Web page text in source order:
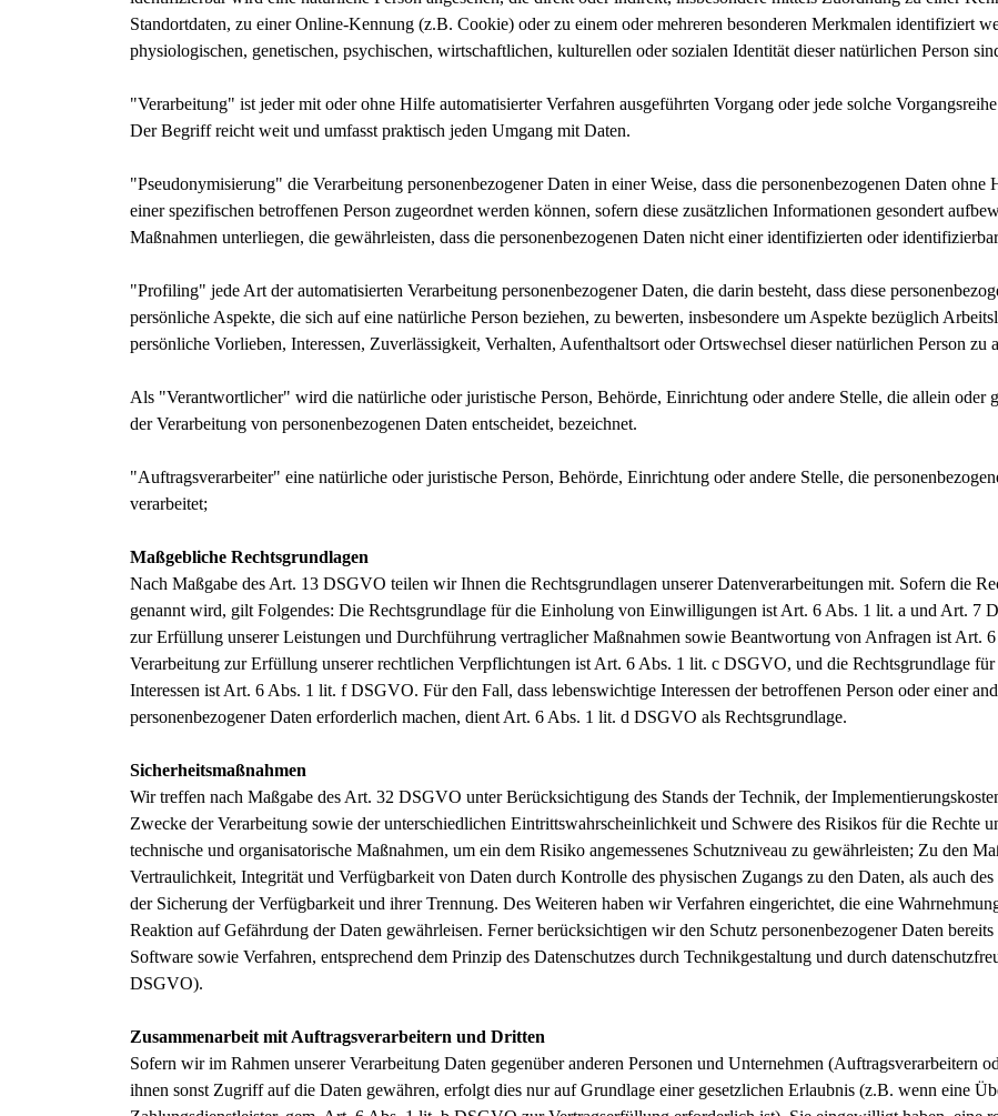
Standortdaten, zu einer Online-Kennung (z.B. Cookie) oder zu einem oder mehreren besonderen Merkmalen identifiziert
physiologischen, genetischen, psychischen, wirtschaftlichen, kulturellen oder sozialen Identität dieser natürlichen Person
"Verarbeitung" ist jeder mit oder ohne Hilfe automatisierter Verfahren ausgeführten Vorgang oder jede solche
Der Begriff reicht weit und umfasst praktisch jeden Umgang mit Daten.
"Pseudonymisierung" die Verarbeitung personenbezogener Daten in einer Weise, dass die personenbezogenen Daten
einer spezifischen betroffenen Person zugeordnet werden können, sofern diese zusätzlichen Informationen gesondert
Maßnahmen unterliegen, die gewährleisten, dass die personenbezogenen Daten nicht einer identifizierten oder
"Profiling" jede Art der automatisierten Verarbeitung personenbezogener Daten, die darin besteht, dass diese
persönliche Aspekte, die sich auf eine natürliche Person beziehen, zu bewerten, insbesondere um Aspekte bezüglich
persönliche Vorlieben, Interessen, Zuverlässigkeit, Verhalten, Aufenthaltsort oder Ortswechsel dieser natürlichen Person zu
Als "Verantwortlicher" wird die natürliche oder juristische Person, Behörde, Einrichtung oder andere Stelle, die allein oder
der Verarbeitung von personenbezogenen Daten entscheidet, bezeichnet.
"Auftragsverarbeiter" eine natürliche oder juristische Person, Behörde, Einrichtung oder andere Stelle, die
verarbeitet;
Maßgebliche Rechtsgrundlagen
Nach Maßgabe des Art. 13 DSGVO teilen wir Ihnen die Rechtsgrundlagen unserer Datenverarbeitungen mit. Sofern die
genannt wird, gilt Folgendes: Die Rechtsgrundlage für die Einholung von Einwilligungen ist Art. 6 Abs. 1 lit. a und Art. 7
zur Erfüllung unserer Leistungen und Durchführung vertraglicher Maßnahmen sowie Beantwortung von Anfragen ist Art.
Verarbeitung zur Erfüllung unserer rechtlichen Verpflichtungen ist Art. 6 Abs. 1 lit. c DSGVO, und die Rechtsgrundlage
Interessen ist Art. 6 Abs. 1 lit. f DSGVO. Für den Fall, dass lebenswichtige Interessen der betroffenen Person oder einer
personenbezogener Daten erforderlich machen, dient Art. 6 Abs. 1 lit. d DSGVO als Rechtsgrundlage.
Sicherheitsmaßnahmen
Wir treffen nach Maßgabe des Art. 32 DSGVO unter Berücksichtigung des Stands der Technik, der
Zwecke der Verarbeitung sowie der unterschiedlichen Eintrittswahrscheinlichkeit und Schwere des Risikos für die Rechte
technische und organisatorische Maßnahmen, um ein dem Risiko angemessenes Schutzniveau zu gewährleisten; Zu den
Vertraulichkeit, Integrität und Verfügbarkeit von Daten durch Kontrolle des physischen Zugangs zu den Daten, als auch
der Sicherung der Verfügbarkeit und ihrer Trennung. Des Weiteren haben wir Verfahren eingerichtet, die eine
Reaktion auf Gefährdung der Daten gewährleisen. Ferner berücksichtigen wir den Schutz personenbezogener Daten
Software sowie Verfahren, entsprechend dem Prinzip des Datenschutzes durch Technikgestaltung und durch
DSGVO).
Zusammenarbeit mit Auftragsverarbeitern und Dritten
Sofern wir im Rahmen unserer Verarbeitung Daten gegenüber anderen Personen und Unternehmen (Auftragsverarbeitern
ihnen sonst Zugriff auf die Daten gewähren, erfolgt dies nur auf Grundlage einer gesetzlichen Erlaubnis (z.B. wenn eine